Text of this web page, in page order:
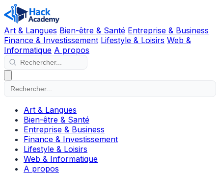
Art & Langues Bien-être & Santé Entreprise & Business
Finance & Investissement Lifestyle & Loisirs Web &
Informatique A propos
Art & Langues
Bien-être & Santé
Entreprise & Business
Finance & Investissement
Lifestyle & Loisirs
Web & Informatique
A propos